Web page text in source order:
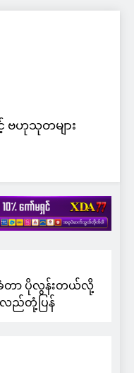
င့် ဗဟုသုတများ
ခံတာ ပိုလွန်းတယ်လို့
လည်တုံ့ပြန်